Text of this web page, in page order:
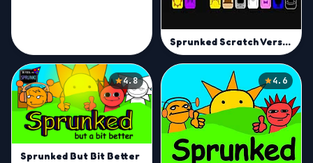
Sprunked Scratch Version
4.8
Sprunked But Bit Better
4.6